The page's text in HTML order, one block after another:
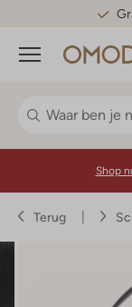
Menu
Shop
Terug